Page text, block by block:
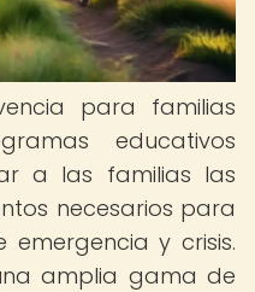
para familias
educativos
a las familias las
necesarios para
emergencia y crisis.
amplia gama de